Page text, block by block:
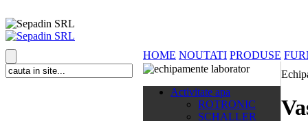
HOME NOUTATI PRODUSE
Activitate apa
ROTRONIC
SCHALLER